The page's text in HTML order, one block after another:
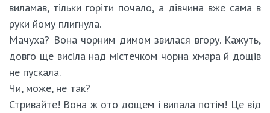
виламав, тільки горіти почало, а дівчина вже сама в
руки йому плигнула.
Мачуха? Вона чорним димом звилася вгору. Кажуть,
довго ще висіла над містечком чорна хмара й дощів
не пускала.
Чи, може, не так?
Стривайте! Вона ж ото дощем і випала потім! Це від